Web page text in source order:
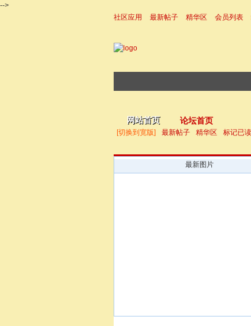
-->
社区应用
最新帖子 精华区 会员列表
网站首页 论坛首页
[切换到宽版] 最新帖子 精华区 标记已读
最新图片